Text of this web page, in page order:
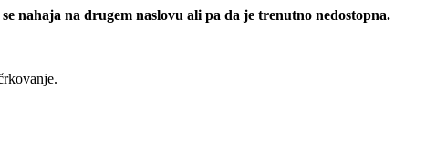
nahaja na drugem naslovu ali pa da je trenutno nedostopna.